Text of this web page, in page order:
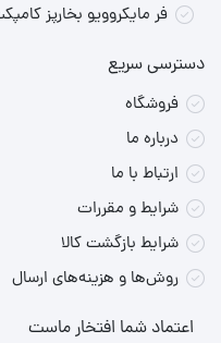
فر مایکروویو بخارپز
دسترسی سریع
فروشگاه
درباره ما
ارتباط با ما
شرایط و مقررات
شرایط بازگشت کالا
روش‌ها و هزینه‌های ارسال
اعتماد شما افتخار ماست